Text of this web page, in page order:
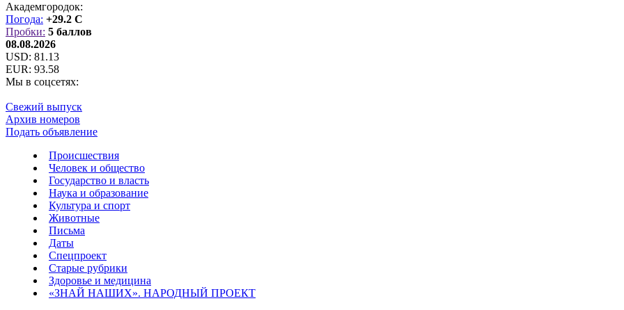
Академгородок:
Погода: +29.2 C
Пробки: 5 баллов
08.08.2026
USD: 81.13
EUR: 93.58
Мы в соцсетях:
Свежий выпуск
Архив номеров
Подать объявление
Происшествия
Человек и общество
Государство и власть
Наука и образование
Культура и спорт
Животные
Письма
Даты
Спецпроект
Старые рубрики
Здоровье и медицина
«ЗНАЙ НАШИХ». НАРОДНЫЙ ПРОЕКТ